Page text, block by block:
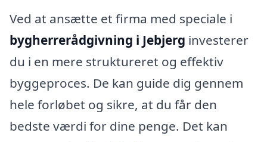
Ved at ansætte et firma med speciale i
bygherrerådgivning i Jebjerg investerer
du i en mere struktureret og effektiv
byggeproces. De kan guide dig gennem
hele forløbet og sikre, at du får den
bedste værdi for dine penge. Det kan